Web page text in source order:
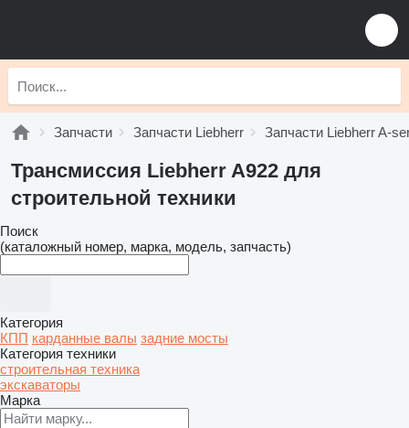
Запчасти Запчасти Liebherr Запчасти Liebherr A-
Трансмиссия Liebherr A922 для
строительной техники
Поиск
(каталожный номер, марка, модель, запчасть)
Категория
КПП карданные валы задние мосты
Категория техники
строительная техника
экскаваторы
Марка